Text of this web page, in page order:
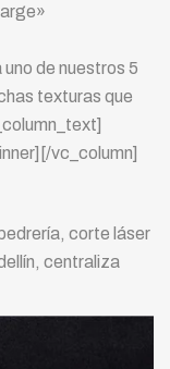
de nuestros 5
texturas que
vc_column]
corte láser
centraliza